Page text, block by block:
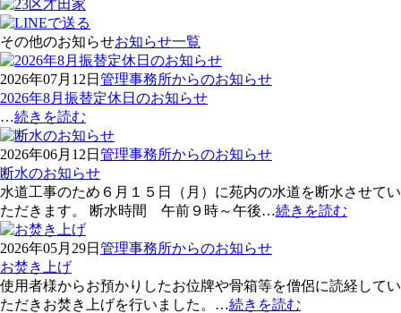
その他のお知らせお知らせ一覧
2026年07月12日 管理事務所からのお知らせ
2026年8月振替定休日のお知らせ
…続きを読む
2026年06月12日 管理事務所からのお知らせ
断水のお知らせ
水道工事のため６月１５日（月）に苑内の水道を断水させてい
ただきます。 断水時間 午前９時～午後…続きを読む
2026年05月29日 管理事務所からのお知らせ
お焚き上げ
使用者様からお預かりしたお位牌や骨箱等を僧侶に読経してい
ただきお焚き上げを行いました。…続きを読む